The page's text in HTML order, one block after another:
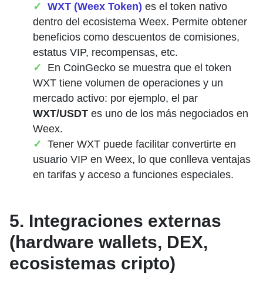
WXT (Weex Token) es el token nativo
dentro del ecosistema Weex. Permite obtener
beneficios como descuentos de comisiones,
estatus VIP, recompensas, etc.
En CoinGecko se muestra que el token
WXT tiene volumen de operaciones y un
mercado activo: por ejemplo, el par
WXT/USDT es uno de los más negociados en
Weex.
Tener WXT puede facilitar convertirte en
usuario VIP en Weex, lo que conlleva ventajas
en tarifas y acceso a funciones especiales.
5. Integraciones externas
(hardware wallets, DEX,
ecosistemas cripto)